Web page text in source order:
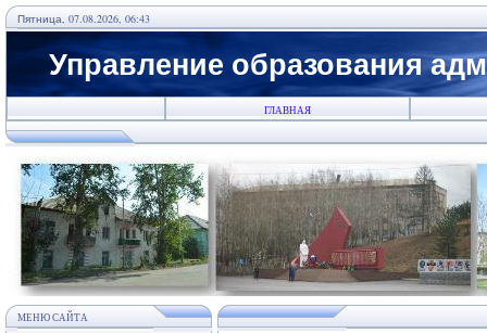
Пятница, 07.08.2026, 06:43
Управление образования
ГЛАВНАЯ
МЕНЮ САЙТА